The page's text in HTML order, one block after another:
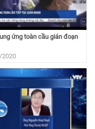
ứng toàn cầu gián đoạn
2020